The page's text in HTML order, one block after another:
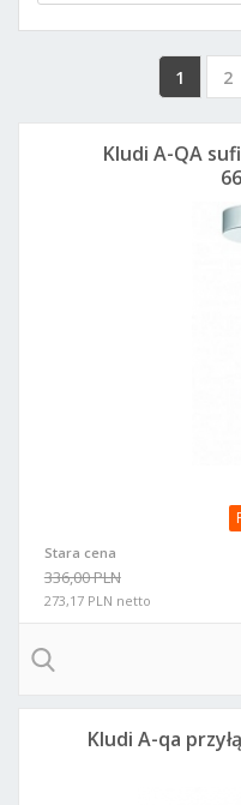
1 2
Stara cena
336,00 PLN
273,17 PLN netto
Kludi A-QA
Kludi A-qa